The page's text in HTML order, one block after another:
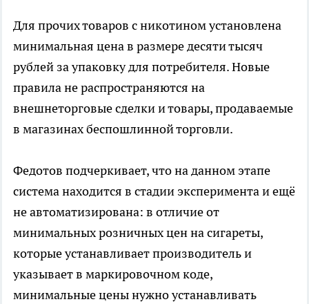
Для прочих товаров с никотином установлена
минимальная цена в размере десяти тысяч
рублей за упаковку для потребителя. Новые
правила не распространяются на
внешнеторговые сделки и товары, продаваемые
в магазинах беспошлинной торговли.
Федотов подчеркивает, что на данном этапе
система находится в стадии эксперимента и ещё
не автоматизирована: в отличие от
минимальных розничных цен на сигареты,
которые устанавливает производитель и
указывает в маркировочном коде,
минимальные цены нужно устанавливать